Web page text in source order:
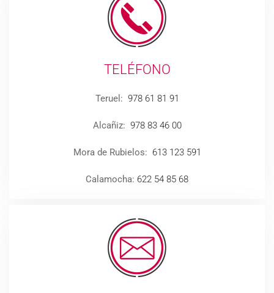
TELÉFONO
Teruel: 978 61 81 91
Alcañiz: 978 83 46 00
Mora de Rubielos: 613 123 591
Calamocha: 622 54 85 68